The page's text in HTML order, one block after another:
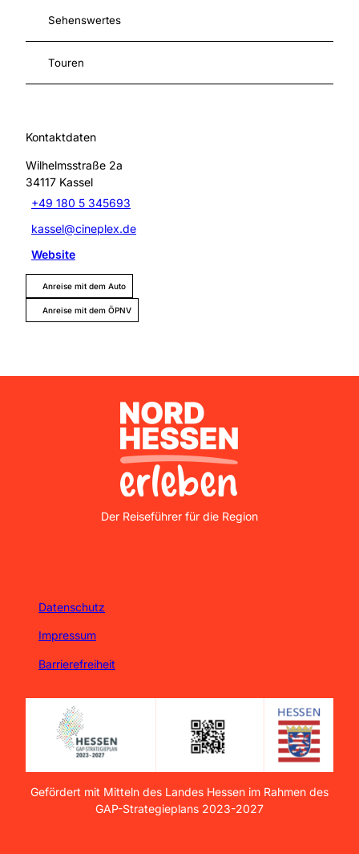
Sehenswertes
Touren
Kontaktdaten
Wilhelmsstraße 2a
34117 Kassel
+49 180 5 345693
kassel@cineplex.de
Website
Anreise mit dem Auto
Anreise mit dem ÖPNV
Nordhessen Erleben
Der Reiseführer für die Region
Datenschutz
Impressum
Barrierefreiheit
Gefördert mit Mitteln des Landes Hessen im Rahmen des
GAP-Strategieplans 2023-2027